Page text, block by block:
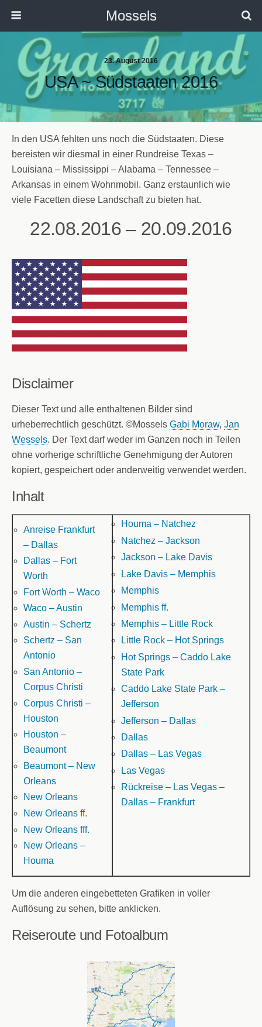
Mossels
23. August 2016
USA ~ Südstaaten 2016
In den USA fehlten uns noch die Südstaaten. Diese
bereisten wir diesmal in einer Rundreise Texas –
Louisiana – Mississippi – Alabama – Tennessee –
Arkansas in einem Wohnmobil. Ganz erstaunlich wie
viele Facetten diese Landschaft zu bieten hat.
22.08.2016 – 20.09.2016
Disclaimer
Dieser Text und alle enthaltenen Bilder sind
urheberrechtlich geschützt. ©Mossels Gabi Moraw, Jan
Wessels. Der Text darf weder im Ganzen noch in Teilen
ohne vorherige schriftliche Genehmigung der Autoren
kopiert, gespeichert oder anderweitig verwendet werden.
Inhalt
Anreise Frankfurt
– Dallas
Dallas – Fort
Worth
Fort Worth – Waco
Waco – Austin
Austin – Schertz
Schertz – San
Antonio
San Antonio –
Corpus Christi
Corpus Christi –
Houston
Houston –
Beaumont
Beaumont – New
Orleans
New Orleans
New Orleans ff.
New Orleans fff.
New Orleans –
Houma
Houma – Natchez
Natchez – Jackson
Jackson – Lake Davis
Lake Davis – Memphis
Memphis
Memphis ff.
Memphis – Little Rock
Little Rock – Hot Springs
Hot Springs – Caddo Lake
State Park
Caddo Lake State Park –
Jefferson
Jefferson – Dallas
Dallas
Dallas – Las Vegas
Las Vegas
Rückreise – Las Vegas –
Dallas – Frankfurt
Um die anderen eingebetteten Grafiken in voller
Auflösung zu sehen, bitte anklicken.
Reiseroute und Fotoalbum